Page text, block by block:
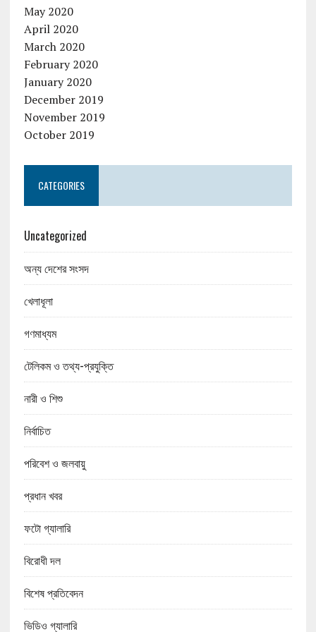
May 2020
April 2020
March 2020
February 2020
January 2020
December 2019
November 2019
October 2019
CATEGORIES
Uncategorized
অন্য দেশের সংসদ
খেলাধূলা
গণমাধ্যম
টেলিকম ও তথ্য-প্রযুক্তি
নারী ও শিশু
নির্বাচিত
পরিবেশ ও জলবায়ু
প্রধান খবর
ফটো গ্যালারি
বিরোধী দল
বিশেষ প্রতিবেদন
ভিডিও গ্যালারি